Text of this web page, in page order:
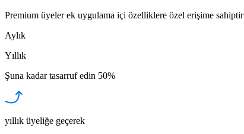
Premium üyeler ek uygulama içi özelliklere özel erişime sahiptir
Aylık
Yıllık
Şuna kadar tasarruf edin 50%
yıllık üyeliğe geçerek